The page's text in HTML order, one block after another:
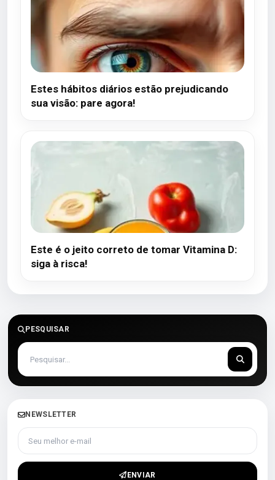
Estes hábitos diários estão prejudicando
sua visão: pare agora!
Este é o jeito correto de tomar Vitamina D:
siga à risca!
PESQUISAR
NEWSLETTER
Seu melhor e-mail
ENVIAR